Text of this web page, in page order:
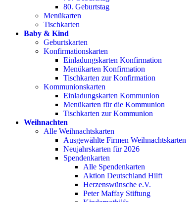
80. Geburtstag
Menükarten
Tischkarten
Baby & Kind
Geburtskarten
Konfirmationskarten
Einladungskarten Konfirmation
Menükarten Konfirmation
Tischkarten zur Konfirmation
Kommunionskarten
Einladungskarten Kommunion
Menükarten für die Kommunion
Tischkarten zur Kommunion
Weihnachten
Alle Weihnachtskarten
Ausgewählte Firmen Weihnachtskarten
Neujahrskarten für 2026
Spendenkarten
Alle Spendenkarten
Aktion Deutschland Hilft
Herzenswünsche e.V.
Peter Maffay Stiftung